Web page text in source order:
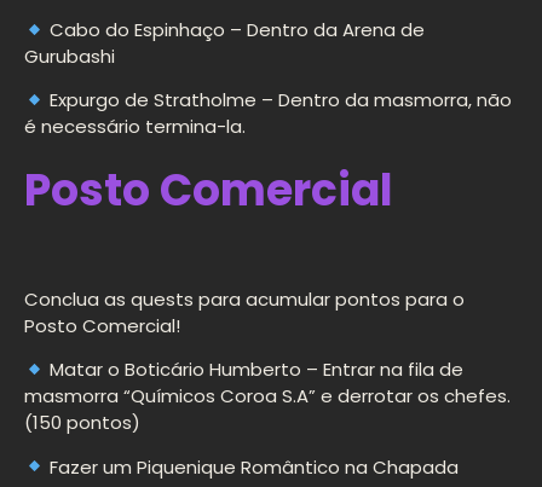
Cabo do Espinhaço – Dentro da Arena de
Gurubashi
Expurgo de Stratholme – Dentro da masmorra, não
é necessário termina-la.
Posto Comercial
Conclua as quests para acumular pontos para o
Posto Comercial!
Matar o Boticário Humberto – Entrar na fila de
masmorra “Químicos Coroa S.A” e derrotar os chefes.
(150 pontos)
Fazer um Piquenique Romântico na Chapada